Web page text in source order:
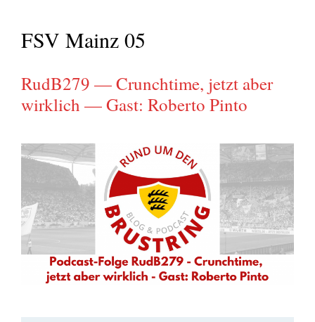
FSV Mainz 05
RudB279 — Crunchtime, jetzt aber
wirklich — Gast: Roberto Pinto